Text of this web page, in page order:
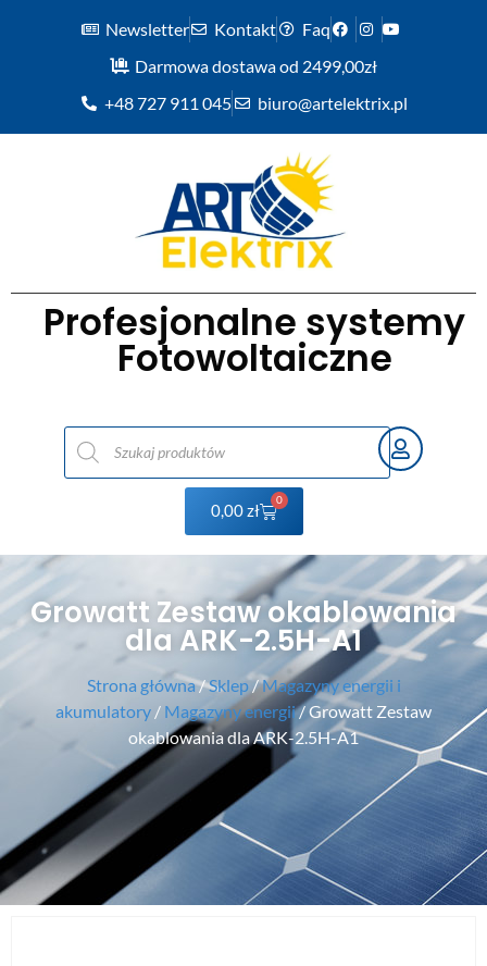
Newsletter Kontakt
Faq
Darmowa dostawa od 2499,00zł
+48 727 911 045
biuro@artelektrix.pl
Profesjonalne systemy
Fotowoltaiczne
0,00zł
0
Growatt Zestaw okablowania
dla ARK-2.5H-A1
Strona główna/Sklep/Magazyny energii i
akumulatory / Magazyny energii/ Growatt Zestaw
okablowania dla ARK-2.5H-A1